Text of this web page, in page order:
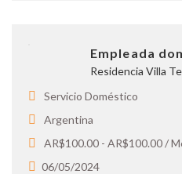
Empleada
Residencia Villa
Servicio Doméstico
Argentina
AR$100.00 - AR$100.00 /
06/05/2024